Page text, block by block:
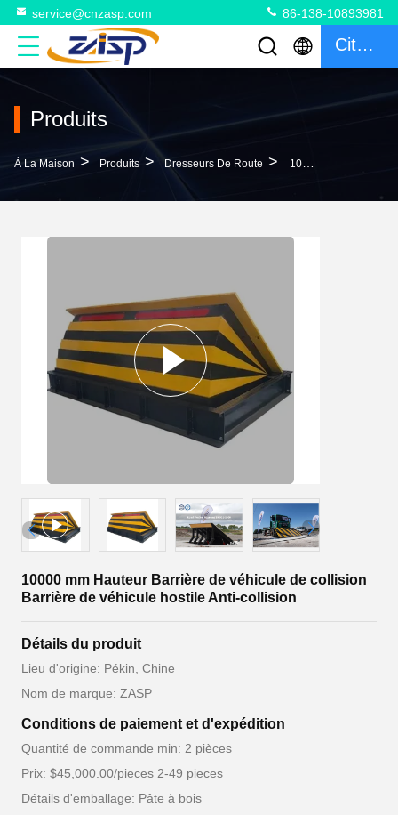
service@cnzasp.com 86-138-10893981
Citation
Produits
À La Maison > Produits > Dresseurs De Route > 10000 Mm Hauteur Barrière De Véhicule De Collision Barrière De Véhicule Hostile Anti-Collision
10000 mm Hauteur Barrière de véhicule de collision
Barrière de véhicule hostile Anti-collision
Détails du produit
Lieu d'origine: Pékin, Chine
Nom de marque: ZASP
Conditions de paiement et d'expédition
Quantité de commande min: 2 pièces
Prix: $45,000.00/pieces 2-49 pieces
Détails d'emballage: Pâte à bois